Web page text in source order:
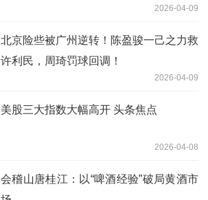
2026-04-09
北京险些被广州逆转！陈盈骏一己之力救
许利民，周琦罚球回调！
2026-04-09
美股三大指数大幅高开 头条焦点
2026-04-08
会稽山唐桂江：以“啤酒经验”破局黄酒市